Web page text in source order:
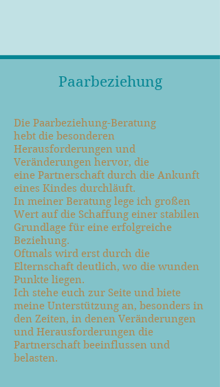
Paarbeziehung
Die Paarbeziehung-Beratung
hebt die besonderen
Herausforderungen und
Veränderungen hervor, die
eine Partnerschaft durch die Ankunft
eines Kindes durchläuft.
In meiner Beratung lege ich großen
Wert auf die Schaffung einer stabilen
Grundlage für eine erfolgreiche
Beziehung.
Oftmals wird erst durch die
Elternschaft deutlich, wo die wunden
Punkte liegen.
Ich stehe euch zur Seite und biete
meine Unterstützung an, besonders in
den Zeiten, in denen Veränderungen
und Herausforderungen die
Partnerschaft beeinflussen und
belasten.